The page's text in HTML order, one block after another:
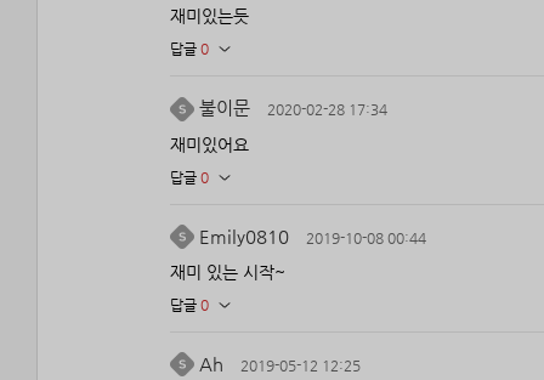
재미있는듯
답글 0
불이문 2020-02-28 17:34
재미있어요
답글 0
Emily0810 2019-10-08 00:44
재미 있는 시작~
답글 0
Ah 2019-05-12 12:25